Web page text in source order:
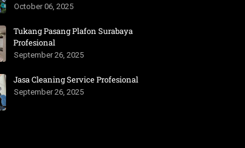
October 06, 2025
Tukang Pasang Plafon Surabaya
Profesional
September 26, 2025
Jasa Cleaning Service Profesional
September 26, 2025